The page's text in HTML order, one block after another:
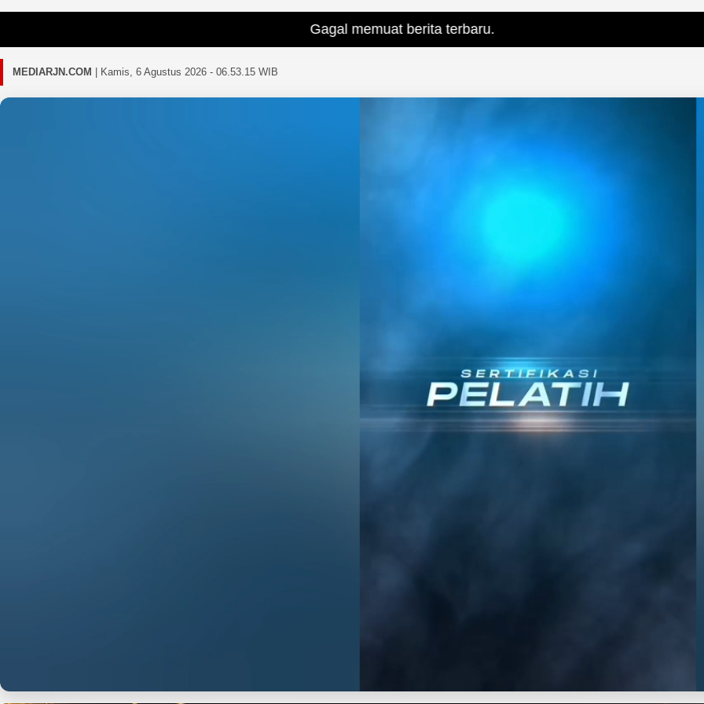
Gagal memuat berita terbaru.
MEDIARJN.COM Kamis, 6 Agustus 2026 - 06.53.18 WIB